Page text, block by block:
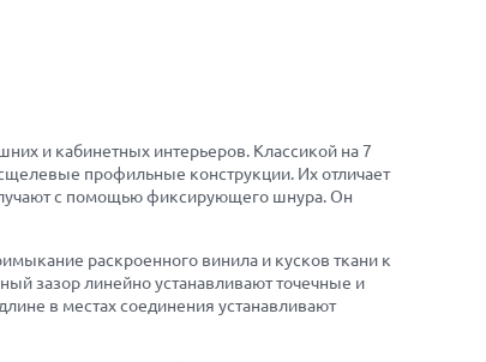
и кабинетных интерьеров. Классикой на 7
профильные конструкции. Их отличает
с помощью фиксирующего шнура. Он
раскроенного винила и кусков ткани к
зазор линейно устанавливают точечные и
в местах соединения устанавливают